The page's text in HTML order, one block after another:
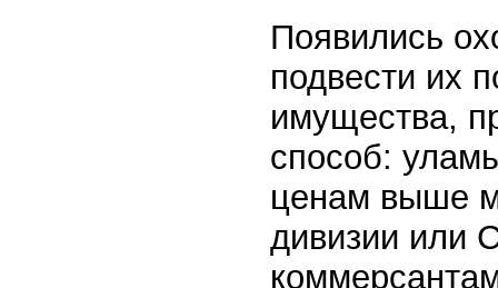
Появились
подвести их
имущества,
способ:
ценам выше
дивизии или